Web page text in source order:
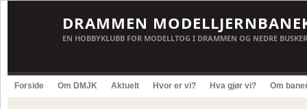
DRAMMEN
EN HOBBYKLUBB FOR MODELLTOG I DRAMMEN OG NEDRE
Forside Om DMJK Aktuelt Hvor er vi? Hva gjør vi? Om